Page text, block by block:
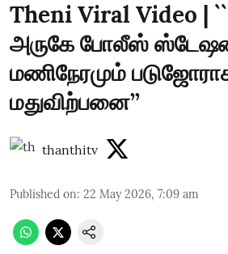
Theni Viral Video |
அருகே போலீஸ்
மணிநேரமும்
மதுவிற்பனை’’
thanthitv
Published on: 22 May 2026, 7:09 am